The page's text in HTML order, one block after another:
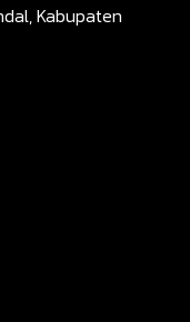
Kabupaten